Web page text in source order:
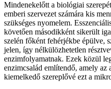
Mindenekelőtt a biológiai
emberi szervezet számára kis
szükséges nyomelem.
követően másodikként sikerült
szelén főként fehérjékbe épülve,
jelen, így nélkülözhetetlen
enzimfolyamatnak. Ezek közül
enzimcsalád említendő, amely az
kiemelkedő szereplővé ezt a